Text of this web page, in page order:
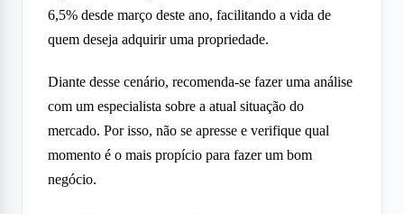
6,5% desde março deste ano, facilitando a vida de
quem deseja adquirir uma propriedade.
Diante desse cenário, recomenda-se fazer uma análise
com um especialista sobre a atual situação do
mercado. Por isso, não se apresse e verifique qual
momento é o mais propício para fazer um bom
negócio.